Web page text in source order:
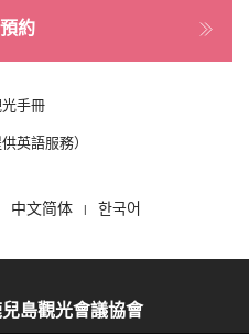
約
手冊
英語服務）
中文简体 한국어
島觀光會議協會